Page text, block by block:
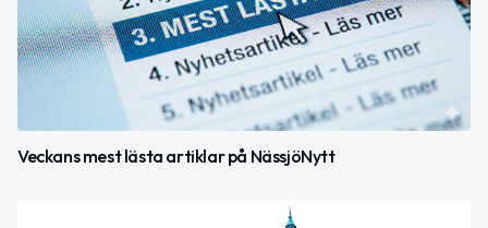
Veckans mest lästa artiklar på NässjöNytt